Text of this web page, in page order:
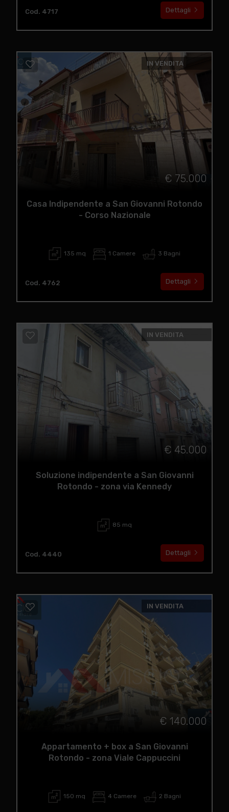
Cod. 4717 Dettagli
IN VENDITA
€ 75.000
Casa Indipendente a San Giovanni Rotondo
- Corso Nazionale
135 mq 1 Camere 3 Bagni
Cod. 4762 Dettagli
IN VENDITA
€ 45.000
Soluzione indipendente a San Giovanni
Rotondo - zona via Kennedy
85 mq
Cod. 4440 Dettagli
IN VENDITA
€ 140.000
Appartamento + box a San Giovanni
Rotondo - zona Viale Cappuccini
150 mq 4 Camere 2 Bagni